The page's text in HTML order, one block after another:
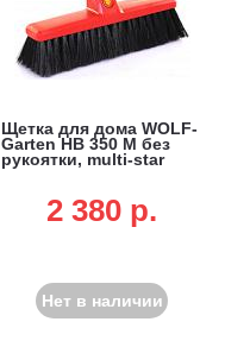
Щетка для дома WOLF-
Garten HB 350 M без
рукоятки, multi-star
2 380 p.
Нет в наличии